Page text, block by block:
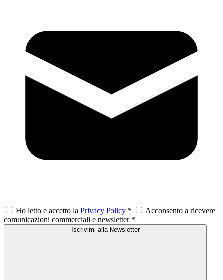
Ho letto e accetto la Privacy Policy *
Acconsento a ricevere
comunicazioni commerciali e newsletter *
Iscrivimi alla Newsletter